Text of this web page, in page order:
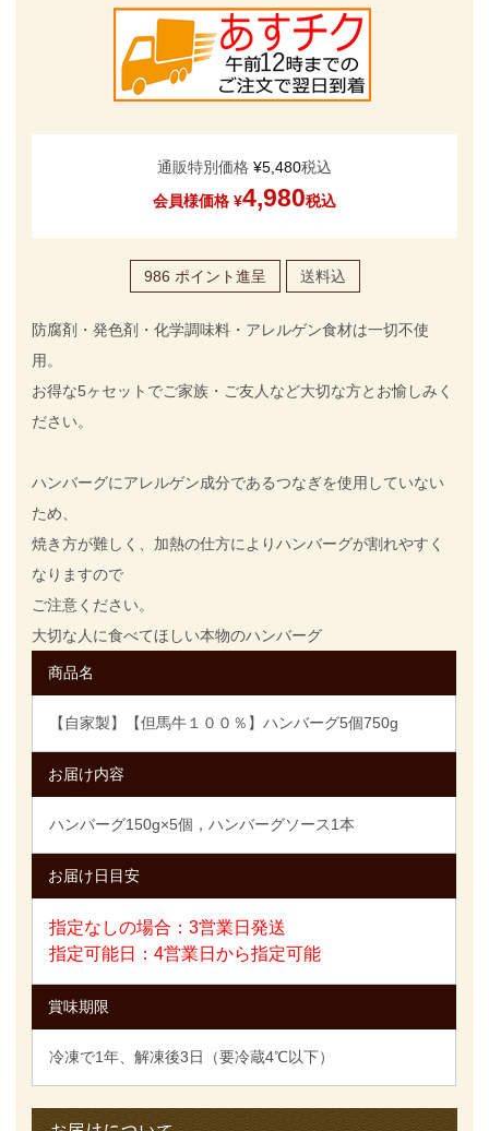
通販特別価格 ¥5,480税込
会員様価格 ¥4,980税込
986 ポイント進呈 送料込
防腐剤・発色剤・化学調味料・アレルゲン食材は一切不使
用。
お得な5ヶセットでご家族・ご友人など大切な方とお愉しみく
ださい。
ハンバーグにアレルゲン成分であるつなぎを使用していない
ため、
焼き方が難しく、加熱の仕方によりハンバーグが割れやすく
なりますので
ご注意ください。
大切な人に食べてほしい本物のハンバーグ
商品名
【自家製】【但馬牛１００％】ハンバーグ5個750g
お届け内容
ハンバーグ150g×5個，ハンバーグソース1本
お届け日目安
指定なしの場合：3営業日発送
指定可能日：4営業日から指定可能
賞味期限
冷凍で1年、解凍後3日（要冷蔵4℃以下）